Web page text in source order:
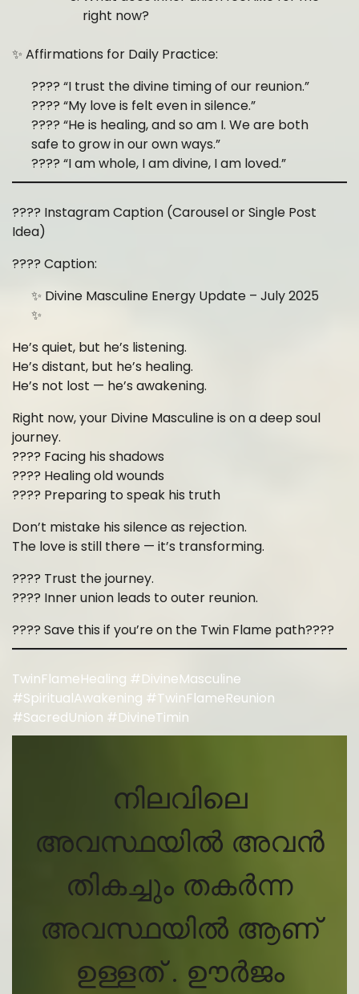
right now?
✨ Affirmations for Daily Practice:
???? “I trust the divine timing of our reunion.”
???? “My love is felt even in silence.”
???? “He is healing, and so am I. We are both
safe to grow in our own ways.”
???? “I am whole, I am divine, I am loved.”
???? Instagram Caption (Carousel or Single Post
Idea)
???? Caption:
✨ Divine Masculine Energy Update – July 2025
✨
He’s quiet, but he’s listening.
He’s distant, but he’s healing.
He’s not lost — he’s awakening.
Right now, your Divine Masculine is on a deep soul
journey.
???? Facing his shadows
???? Healing old wounds
???? Preparing to speak his truth
Don’t mistake his silence as rejection.
The love is still there — it’s transforming.
???? Trust the journey.
???? Inner union leads to outer reunion.
???? Save this if you’re on the Twin Flame path????
TwinFlameHealing #DivineMasculine
#SpiritualAwakening #TwinFlameReunion
#SacredUnion #DivineTimin
നിലവിലെ
അവസ്ഥയിൽ അവൻ
തികച്ചും തകർന്ന
അവസ്ഥയിൽ ആണ്
ഉള്ളത് . ഊർജം